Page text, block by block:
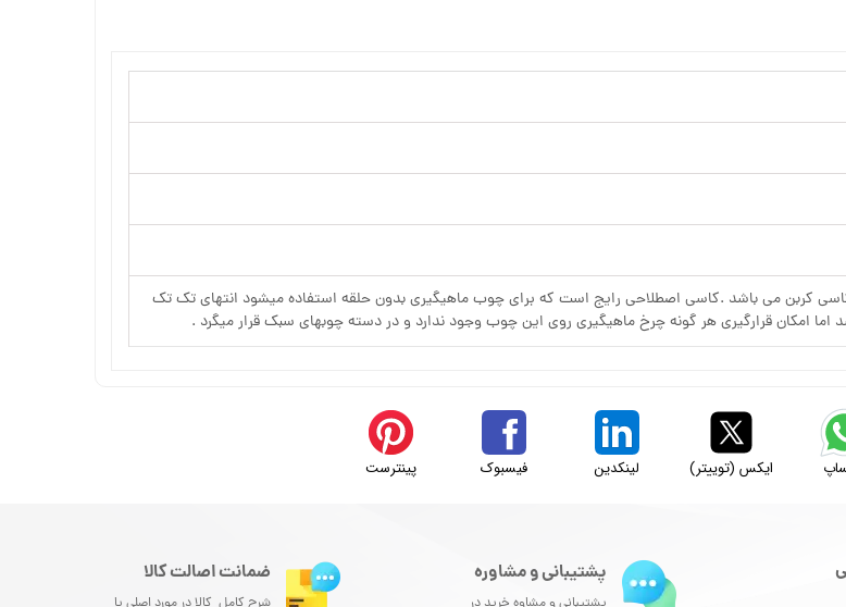
کربن می باشد .کاسی اصطلاحی رایج است که برای چوب ماهیگیری بدون حلقه استفاده میشود انتهای تک تک
اما امکان قرارگیری هر گونه چرخ ماهیگیری روی این چوب وجود ندارد و در دسته چوبهای سبک قرار میگرد .
ایکس (توییتر) لینکدین فیسبوک پینترست
پشتیبانی و مشاوره ضمانت اصالت کالا